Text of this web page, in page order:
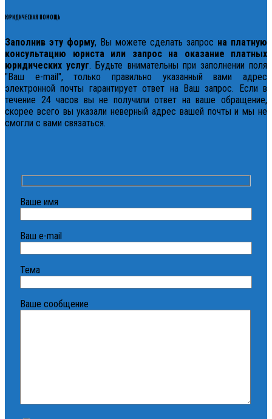
ЮРИДИЧЕСКАЯ ПОМОЩЬ
Заполнив эту форму, Вы можете сделать запрос на платную
консультацию юриста или запрос на оказание платных
юридических услуг. Будьте внимательны при заполнении поля
"Ваш e-mail", только правильно указанный вами адрес
электронной почты гарантирует ответ на Ваш запрос. Если в
течение 24 часов вы не получили ответ на ваше обращение,
скорее всего вы указали неверный адрес вашей почты и мы не
смогли с вами связаться.
Ваше имя
Ваш e-mail
Тема
Ваше сообщение